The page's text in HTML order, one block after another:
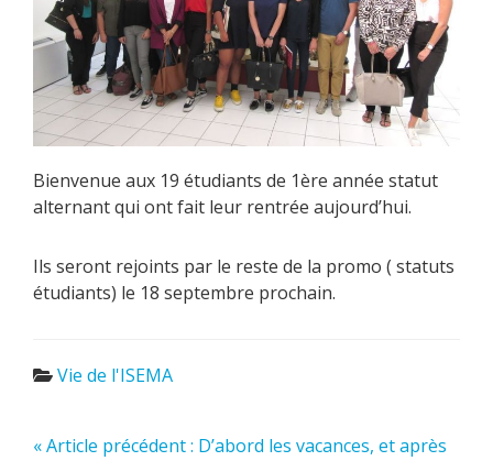
Bienvenue aux 19 étudiants de 1ère année statut
alternant qui ont fait leur rentrée aujourd’hui.
Ils seront rejoints par le reste de la promo ( statuts
étudiants) le 18 septembre prochain.
Vie de l'ISEMA
« Article précédent : D’abord les vacances, et après